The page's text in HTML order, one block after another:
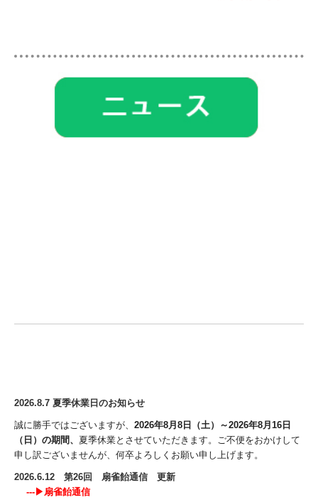
2026.8.7 夏季休業日のお知らせ
誠に勝手ではございますが、 2026年8月8日（土）～2026年8月16日
（日）の期間、 夏季休業とさせていただきます。ご不便をおかけして
申し訳ございませんが、 何卒よろしくお願い申し上げます。
2026.6.12 第26回 扇雀飴通信 更新
---▶ 扇雀飴通信